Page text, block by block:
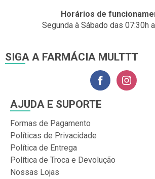
Horários de
Segunda à Sábado das 07:30h
SIGA A FARMÁCIA MULTTT
AJUDA E SUPORTE
Formas de Pagamento
Políticas de Privacidade
Política de Entrega
Política de Troca e Devolução
Nossas Lojas